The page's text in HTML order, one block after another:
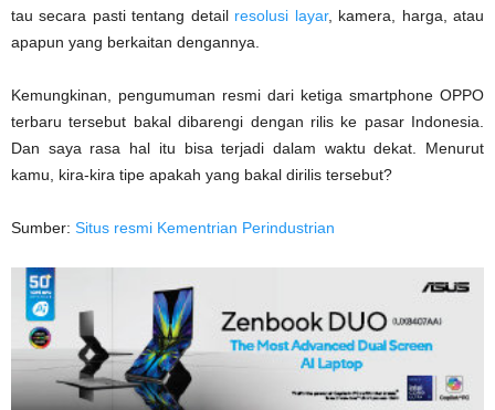
tau secara pasti tentang detail resolusi layar, kamera, harga, atau
apapun yang berkaitan dengannya.
Kemungkinan, pengumuman resmi dari ketiga smartphone OPPO
terbaru tersebut bakal dibarengi dengan rilis ke pasar Indonesia.
Dan saya rasa hal itu bisa terjadi dalam waktu dekat. Menurut
kamu, kira-kira tipe apakah yang bakal dirilis tersebut?
Sumber: Situs resmi Kementrian Perindustrian